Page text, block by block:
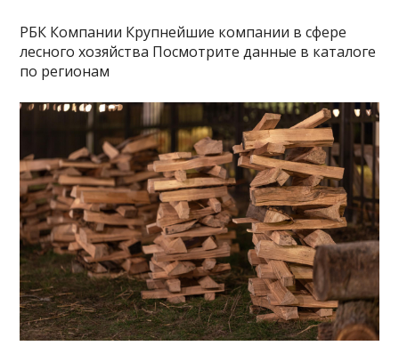
РБК Компании Крупнейшие компании в сфере
лесного хозяйства Посмотрите данные в каталоге
по регионам